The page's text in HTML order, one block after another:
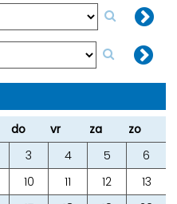
do vr za
zo
3 4 5
6
10 11 12
13